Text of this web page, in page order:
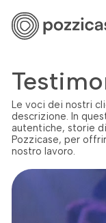
Le voci dei nostri
descrizione. In
autentiche, storie
Pozzicase, per
nostro lavoro.